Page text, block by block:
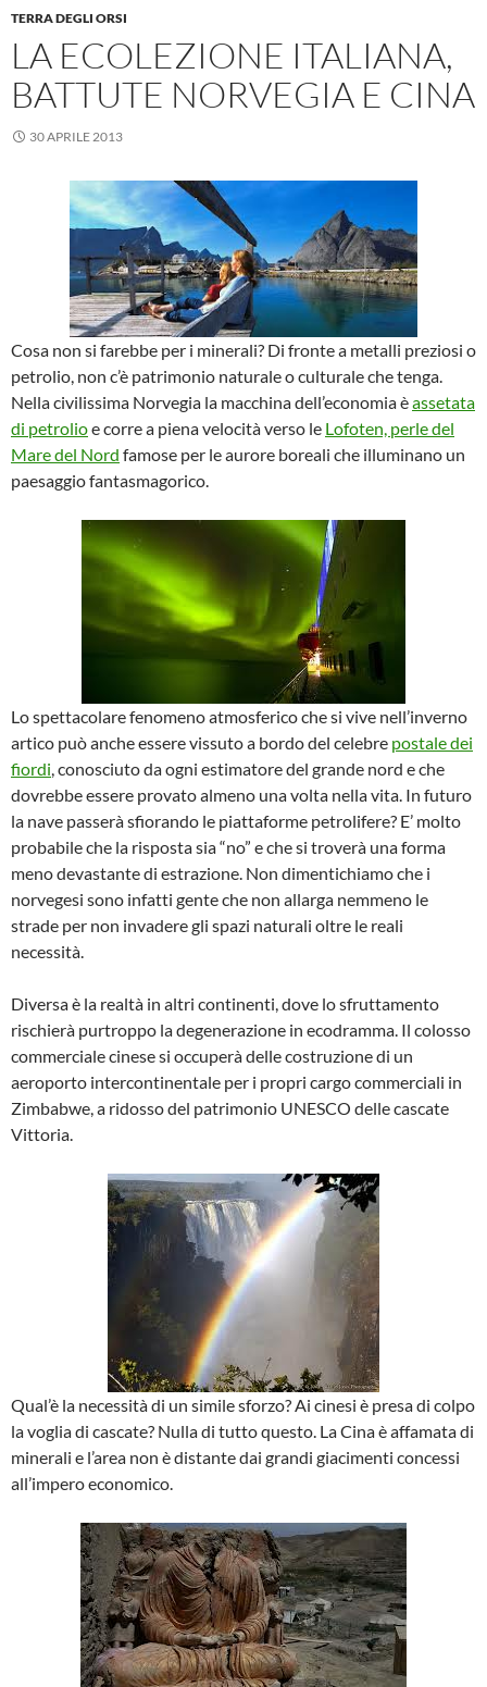
TERRA DEGLI ORSI
LA ECOLEZIONE ITALIANA,
BATTUTE NORVEGIA E CINA
30 APRILE 2013
Cosa non si farebbe per i minerali? Di fronte a metalli preziosi o
petrolio, non c’è patrimonio naturale o culturale che tenga.
Nella civilissima Norvegia la macchina dell’economia èassetata
di petrolioe corre a piena velocità verso le Lofoten, perle del
Mare del Nord famose per le aurore boreali che illuminano un
paesaggio fantasmagorico.
Lo spettacolare fenomeno atmosferico che si vive nell’inverno
artico può anche essere vissuto a bordo del celebre postale dei
fiordi, conosciuto da ogni estimatore del grande nord e che
dovrebbe essere provato almeno una volta nella vita. In futuro
la nave passerà sfiorando le piattaforme petrolifere? E’ molto
probabile che la risposta sia “no” e che si troverà una forma
meno devastante di estrazione. Non dimentichiamo che i
norvegesi sono infatti gente che non allarga nemmeno le
strade per non invadere gli spazi naturali oltre le reali
necessità.
Diversa è la realtà in altri continenti, dove lo sfruttamento
rischierà purtroppo la degenerazione in ecodramma. Il colosso
commerciale cinese si occuperà delle costruzione di un
aeroporto intercontinentale per i propri cargo commerciali in
Zimbabwe, a ridosso del patrimonio UNESCO delle cascate
Vittoria.
Qual’è la necessità di un simile sforzo? Ai cinesi è presa di colpo
la voglia di cascate? Nulla di tutto questo. La Cina è affamata di
minerali e l’area non è distante dai grandi giacimenti concessi
all’impero economico.